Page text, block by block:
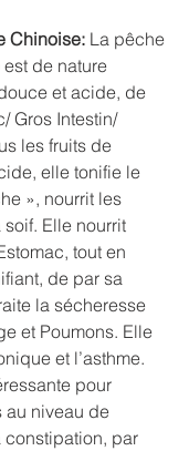
Chinoise: La pêche
de nature
et acide, de
Gros Intestin/
les fruits de
elle tonifie le
», nourrit les
Elle nourrit
tout en
de par sa
la sécheresse
et Poumons. Elle
et l’asthme.
pour
au niveau de
constipation, par